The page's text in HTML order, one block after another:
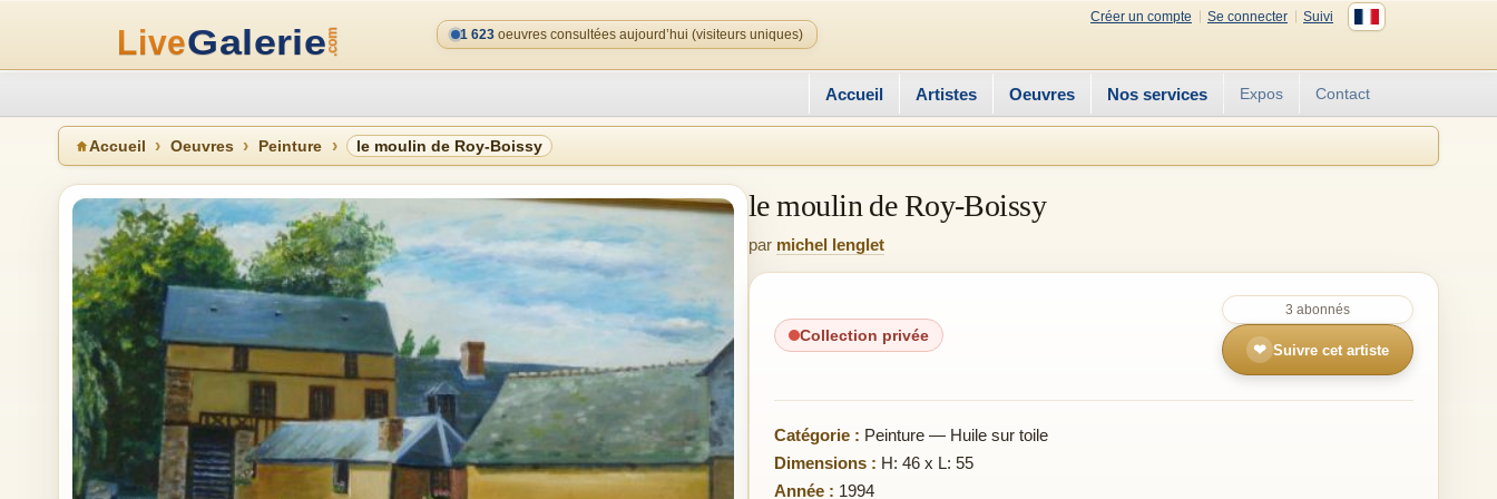
Créer un compte Se connecter
Suivi
1 623 oeuvres consultées aujourd’hui (visiteurs uniques)
Accueil Artistes Oeuvres Nos services Expos Contact
Accueil Oeuvres Peinture le moulin de Roy-Boissy
le moulin de Roy-Boissy
par michel lenglet
Collection privée
3 abonnés
❤ Suivre cet artiste
Catégorie : Peinture — Huile sur toile
Dimensions : H: 46 x L: 55
Année : 1994